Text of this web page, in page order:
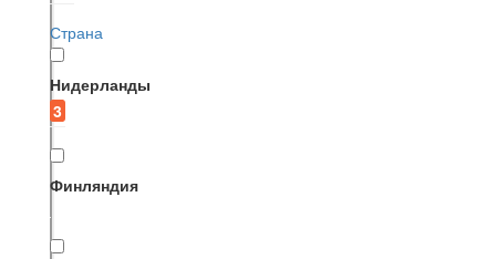
Страна
Нидерланды
3
Финляндия